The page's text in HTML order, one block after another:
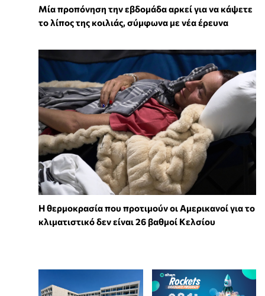
Μία προπόνηση την εβδομάδα αρκεί για να κάψετε
το λίπος της κοιλιάς, σύμφωνα με νέα έρευνα
Η θερμοκρασία που προτιμούν οι Αμερικανοί για το
κλιματιστικό δεν είναι 26 βαθμοί Κελσίου